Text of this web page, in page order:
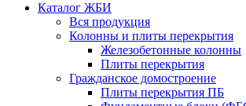
Каталог ЖБИ
Вся продукция
Колонны и плиты перекрытия
Железобетонные колонны
Плиты перекрытия
Гражданское домостроение
Плиты перекрытия ПБ